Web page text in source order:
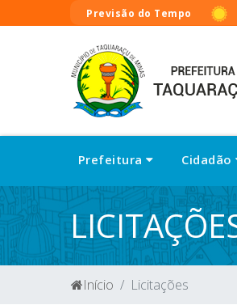
Previsão do Tempo
Prefeitura Cidadão
Início Licitações